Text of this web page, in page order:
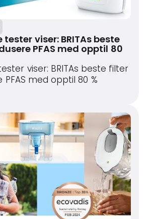
viser: BRITAs beste
PFAS med opptil 80
viser: BRITAs beste filter
med opptil 80 %